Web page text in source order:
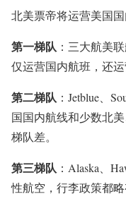
北美票帝将运营美国
第一梯队 ：三大航美
仅运营国内航班，还运
第二梯队 ：Jetblue、
国国内航线和少数北
梯队差。
第三梯队 ：Alaska、
性航空，行李政策都略